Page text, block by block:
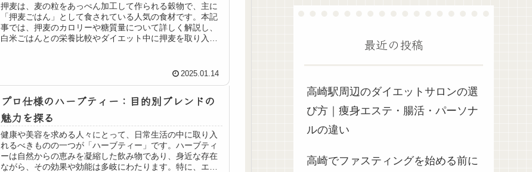
押麦は、麦の粒をあっぺん加工して作られる穀物で、主に
「押麦ごはん」として食されている人気の食材です。本記
事では、押麦のカロリーや糖質量について詳しく解説し、
白米ごはんとの栄養比較やダイエット中に押麦を取り入れ
2025.01.14
プロ仕様のハーブティー：目的別ブレンドの
魅力を探る
健康や美容を求める人々にとって、日常生活の中に取り入
れるべきものの一つが「ハーブティー」です。ハーブティ
ーは自然からの恵みを凝縮した飲み物であり、身近な存在
ながら、その効果や効能は多岐にわたります。特に、エス
最近の投稿
高崎駅周辺のダイエットサロンの選
び方｜痩身エステ・腸活・パーソナ
ルの違い
高崎でファスティングを始める前に